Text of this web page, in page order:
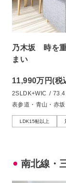
乃木坂 時を
まい
11,990万円(税
2SLDK+WIC /
表参道・青山・赤
LDK15帖以上
南北線・